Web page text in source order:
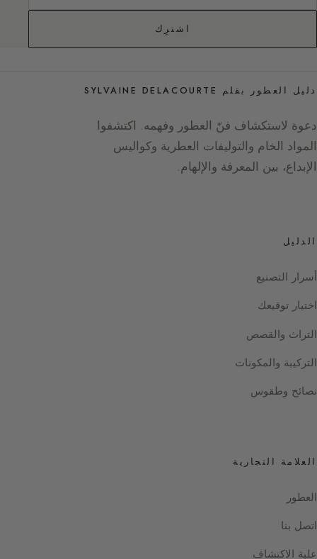
اشترِك
دليل العطور بقلم SYLVAINE DELACOURTE
دعوة لاستكشاف فنّ العطور وفهمه. اكتشفوا
المواد الخام والتوليفات العطرية وكواليس
الإبداع، بين المعرفة والإلهام.
الدليل
أسرار التصنيع
اختيار توقيعك
التراث والقصص
التركيبة والمكونات
نصائح وطقوس
العلامة التجارية
العطور
اتصل بنا
علبة الاكتشاف